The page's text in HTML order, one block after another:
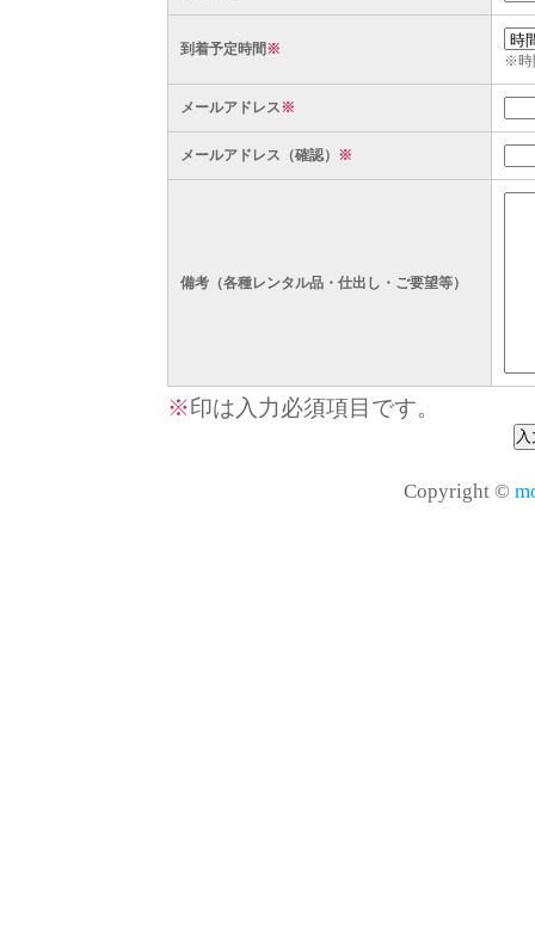
到着予定時間※
※時
メールアドレス※
メールアドレス（確認） ※
備考（各種レンタル品・仕出し・ご要望等）
※印は入力必須項目です。
Copyright ©